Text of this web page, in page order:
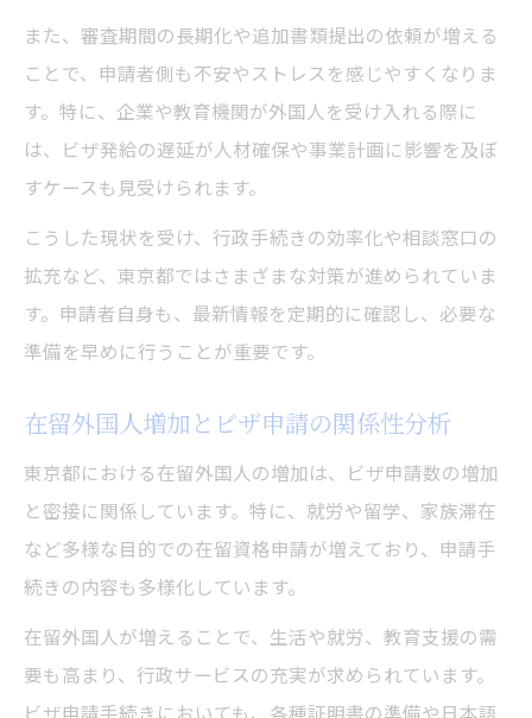
東京都でのビザ申請時によくあるトラブル
対策
また、審査期間の長期化や追加書類提出の依頼が増える
ことで、申請者側も不安やストレスを感じやすくなりま
す。特に、企業や教育機関が外国人を受け入れる際に
は、ビザ発給の遅延が人材確保や事業計画に影響を及ぼ
すケースも見受けられます。
こうした現状を受け、行政手続きの効率化や相談窓口の
拡充など、東京都ではさまざまな対策が進められていま
す。申請者自身も、最新情報を定期的に確認し、必要な
準備を早めに行うことが重要です。
在留外国人増加とビザ申請の関係性分析
東京都における在留外国人の増加は、ビザ申請数の増加
と密接に関係しています。特に、就労や留学、家族滞在
など多様な目的での在留資格申請が増えており、申請手
続きの内容も多様化しています。
在留外国人が増えることで、生活や就労、教育支援の需
要も高まり、行政サービスの充実が求められています。
ビザ申請手続きにおいても、各種証明書の準備や日本語